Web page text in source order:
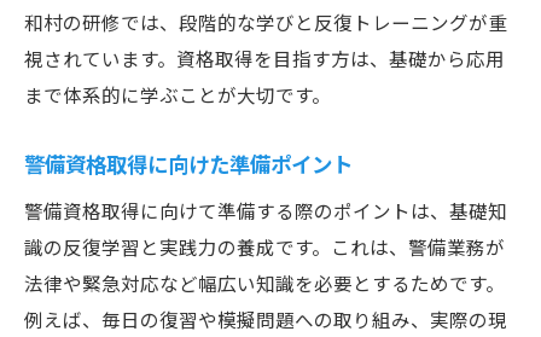
和村の研修では、段階的な学びと反復トレーニングが重
視されています。資格取得を目指す方は、基礎から応用
まで体系的に学ぶことが大切です。
警備資格取得に向けた準備ポイント
警備資格取得に向けて準備する際のポイントは、基礎知
識の反復学習と実践力の養成です。これは、警備業務が
法律や緊急対応など幅広い知識を必要とするためです。
例えば、毎日の復習や模擬問題への取り組み、実際の現